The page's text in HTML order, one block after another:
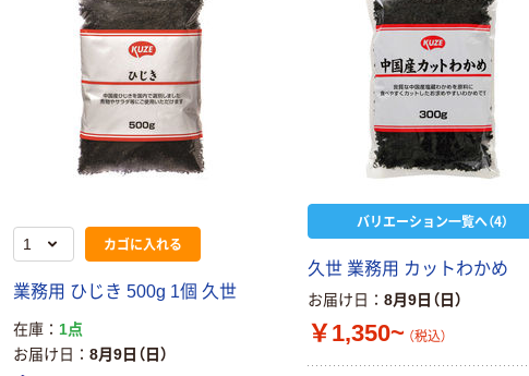
カゴに入れる
業務用 ひじき 500g 1個 久世
在庫
1点
お届け日
8月9日（日）
バリエーション一覧へ（4）
久世 業務用 カットわかめ
お届け日 8月9日（日）
￥1,350~ （税込）
谷尾食糧工業
「業務用」パイン
缶スライス 1セ
ット(3号缶(10
枚)×24缶)（直送
品）
￥10,377
（税込）
カゴへ
ユウキ食品 四川
豆板醤
プライスダウン
カゴメ トマトペ
業務用食材 リン
ガーハットの長
￥6,411~
「業務用」 タカキ
Ｆ バインミー
26892 １ケー
ス (72gX3
（直送品）
カゴへ